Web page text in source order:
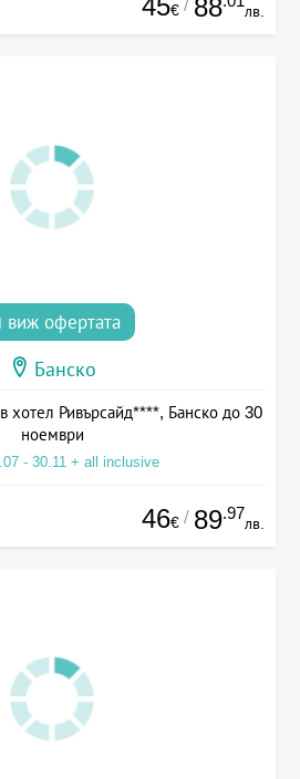
45€ / 88 лв.
виж офертата
Банско
хотел Ривърсайд****, Банско до 30
ноември
- 30.11 + all inclusive
46€ / 89.97
лв.